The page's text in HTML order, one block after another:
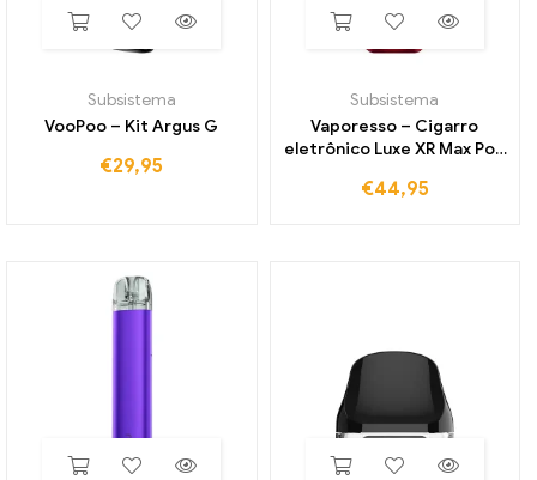
Subsistema
VooPoo – Kit Argus G
€29,95
Subsistema
Vaporesso – Cigarro
eletrônico Luxe XR Max Pod
€44,95